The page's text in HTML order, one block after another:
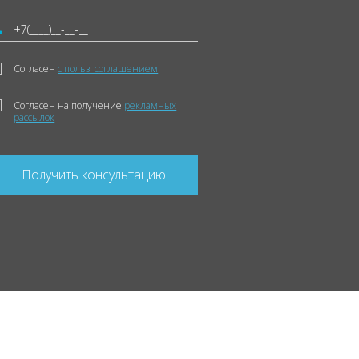
Согласенс польз. соглашением
Согласен на получение рекламных
рассылок
Получить консультацию